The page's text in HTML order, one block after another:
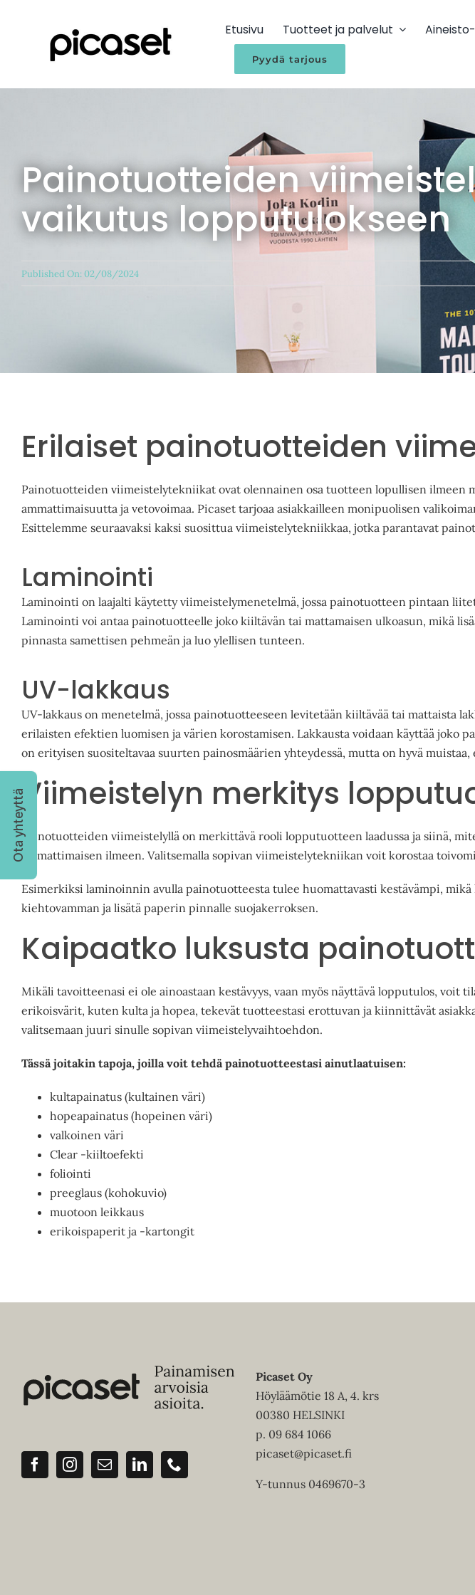
Ota yhteyttä
Etusivu Tuotteet ja palvelut
Pyydä tarjous
Painotuotteiden
vaikutus lopputulokseen
Published On: 02/08/2024
Erilaiset painotuotteiden
Painotuotteiden viimeistelytekniikat ovat olennainen osa tuotteen lopullisen
ammattimaisuutta ja vetovoimaa. Picaset tarjoaa asiakkailleen monipuolisen
Esittelemme seuraavaksi kaksi suosittua viimeistelytekniikkaa, jotka parantavat
Laminointi
Laminointi on laajalti käytetty viimeistelymenetelmä, jossa painotuotteen pintaan
Laminointi voi antaa painotuotteelle joko kiiltävän tai mattamaisen ulkoasun, mikä
pinnasta samettisen pehmeän ja luo ylellisen tunteen.
UV-lakkaus
UV-lakkaus on menetelmä, jossa painotuotteeseen levitetään kiiltävää tai mattaista
erilaisten efektien luomisen ja värien korostamisen. Lakkausta voidaan käyttää joko
on erityisen suositeltavaa suurten painosmäärien yhteydessä, mutta on hyvä
Viimeistelyn merkitys
Painotuotteiden viimeistelyllä on merkittävä rooli lopputuotteen laadussa ja siinä,
ammattimaisen ilmeen. Valitsemalla sopivan viimeistelytekniikan voit korostaa
Esimerkiksi laminoinnin avulla painotuotteesta tulee huomattavasti kestävämpi,
kiehtovamman ja lisätä paperin pinnalle suojakerroksen.
Kaipaatko luksusta
Mikäli tavoitteenasi ei ole ainoastaan kestävyys, vaan myös näyttävä lopputulos,
erikoisvärit, kuten kulta ja hopea, tekevät tuotteestasi erottuvan ja kiinnittävät
valitsemaan juuri sinulle sopivan viimeistelyvaihtoehdon.
Tässä joitakin tapoja, joilla voit tehdä painotuotteestasi ainutlaatuisen:
kultapainatus (kultainen väri)
hopeapainatus (hopeinen väri)
valkoinen väri
Clear -kiiltoefekti
foliointi
preeglaus (kohokuvio)
muotoon leikkaus
erikoispaperit ja -kartongit
Picaset Oy
Höyläämötie 18 A, 4. krs
00380 HELSINKI
p. 09 684 1066
picaset@picaset.fi
Y-tunnus 0469670-3